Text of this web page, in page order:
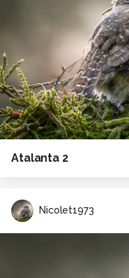
Atalanta 2
Nicolet1973